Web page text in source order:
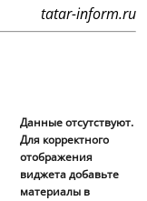
tatar-inform.ru
Данные отсутствуют.
Для корректного
отображения
виджета добавьте
материалы в